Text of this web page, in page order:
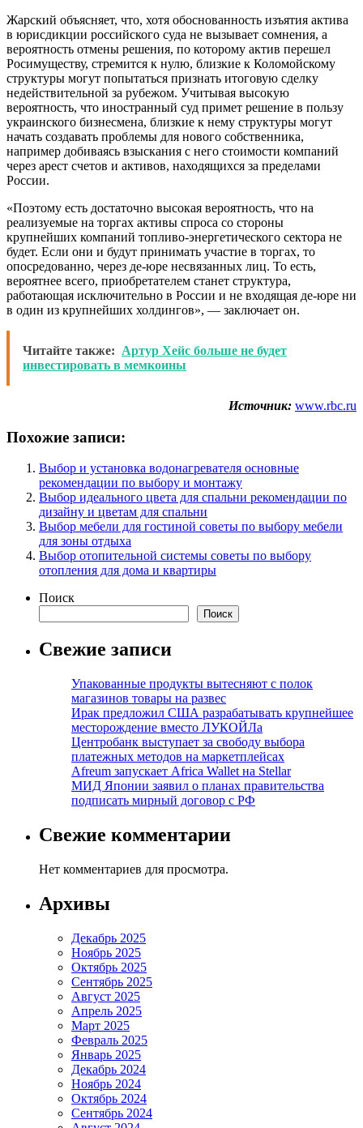
Жарский объясняет, что, хотя обоснованность изъятия актива
в юрисдикции российского суда не вызывает сомнения, а
вероятность отмены решения, по которому актив перешел
Росимуществу, стремится к нулю, близкие к Коломойскому
структуры могут попытаться признать итоговую сделку
недействительной за рубежом. Учитывая высокую
вероятность, что иностранный суд примет решение в пользу
украинского бизнесмена, близкие к нему структуры могут
начать создавать проблемы для нового собственника,
например добиваясь взыскания с него стоимости компаний
через арест счетов и активов, находящихся за пределами
России.
«Поэтому есть достаточно высокая вероятность, что на
реализуемые на торгах активы спроса со стороны
крупнейших компаний топливо-энергетического сектора не
будет. Если они и будут принимать участие в торгах, то
опосредованно, через де-юре несвязанных лиц. То есть,
вероятнее всего, приобретателем станет структура,
работающая исключительно в России и не входящая де-юре ни
в один из крупнейших холдингов», — заключает он.
Читайте также: Артур Хейс больше не будет
инвестировать в мемкоины
Источник: www.rbc.ru
Похожие записи:
Выбор и установка водонагревателя основные
рекомендации по выбору и монтажу
Выбор идеального цвета для спальни рекомендации по
дизайну и цветам для спальни
Выбор мебели для гостиной советы по выбору мебели
для зоны отдыха
Выбор отопительной системы советы по выбору
отопления для дома и квартиры
Поиск
Поиск
Свежие записи
Упакованные продукты вытесняют с полок
магазинов товары на развес
Ирак предложил США разрабатывать крупнейшее
месторождение вместо ЛУКОЙЛа
Центробанк выступает за свободу выбора
платежных методов на маркетплейсах
Afreum запускает Africa Wallet на Stellar
МИД Японии заявил о планах правительства
подписать мирный договор с РФ
Свежие комментарии
Нет комментариев для просмотра.
Архивы
Декабрь 2025
Ноябрь 2025
Октябрь 2025
Сентябрь 2025
Август 2025
Апрель 2025
Март 2025
Февраль 2025
Январь 2025
Декабрь 2024
Ноябрь 2024
Октябрь 2024
Сентябрь 2024